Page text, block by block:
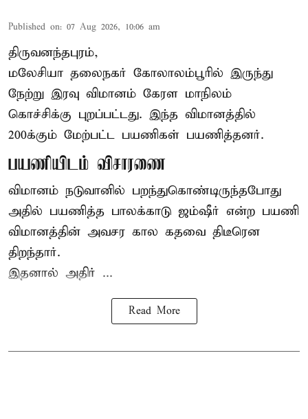
Published on: 07 Aug 2026, 10:06 am
திருவனந்தபுரம்,
மலேசியா தலைநகர் கோலாலம்பூரில் இருந்து
நேற்று இரவு விமானம் கேரள மாநிலம்
கொச்சிக்கு புறப்பட்டது. இந்த விமானத்தில்
200க்கும் மேற்பட்ட பயணிகள் பயணித்தனர்.
பயணியிடம் விசாரணை
விமானம் நடுவானில் பறந்துகொண்டிருந்தபோது
அதில் பயணித்த பாலக்காடு ஜம்ஷீர் என்ற பயணி
விமானத்தின் அவசர கால கதவை திடீரென
திறந்தார்.
இதனால் அதிர் ...
Read More